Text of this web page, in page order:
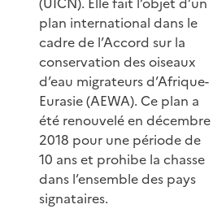
plan international dans le
cadre de l’Accord sur la
conservation des oiseaux
d’eau migrateurs d’Afrique-
Eurasie (AEWA). Ce plan a
été renouvelé en décembre
2018 pour une période de
10 ans et prohibe la chasse
dans l’ensemble des pays
signataires.